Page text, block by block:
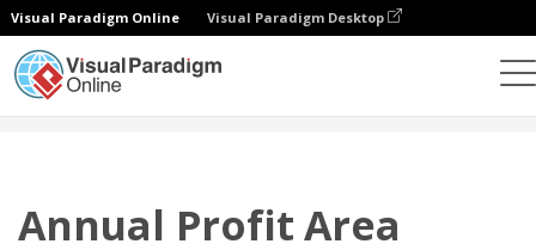
Visual Paradigm Online Visual Paradigm Desktop
Annual Profit Area